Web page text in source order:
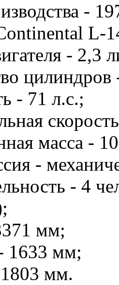
-
L-
- 2,3
цилиндров
- 71 л.с.;
масса -
-
- 4
мм;
1633 мм;
мм.